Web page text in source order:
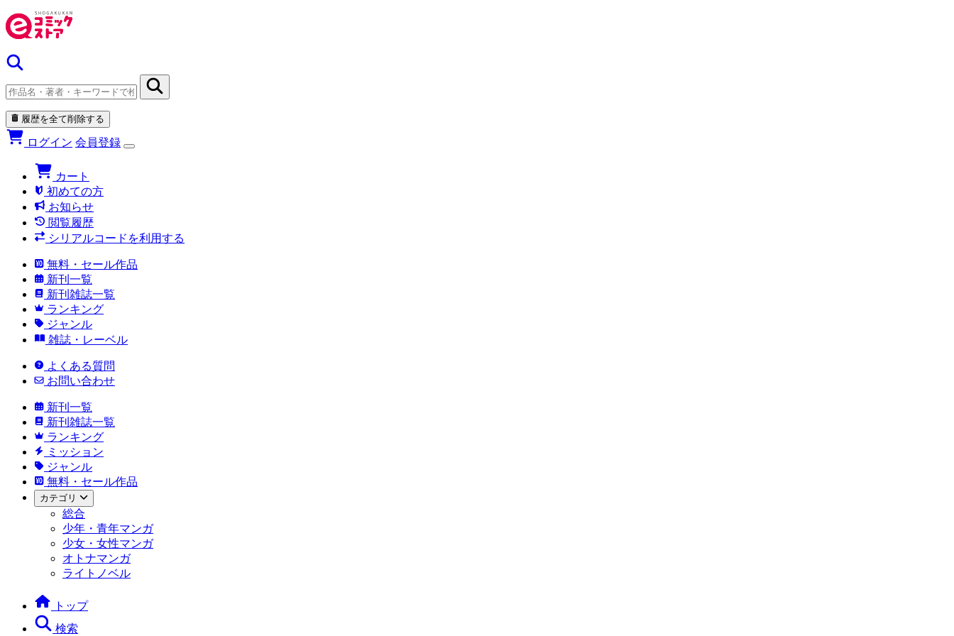
履歴を全て削除する
ログイン 会員登録
カート
初めての方
お知らせ
閲覧履歴
シリアルコードを利用する
無料・セール作品
新刊一覧
新刊雑誌一覧
ランキング
ジャンル
雑誌・レーベル
よくある質問
お問い合わせ
新刊一覧
新刊雑誌一覧
ランキング
ミッション
ジャンル
無料・セール作品
カテゴリ
総合
少年・青年マンガ
少女・女性マンガ
オトナマンガ
ライトノベル
トップ
検索